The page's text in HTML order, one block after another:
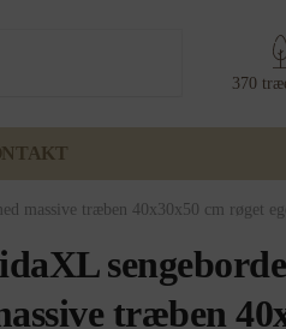
370
massive træben 40x30x50 cm røget
træben